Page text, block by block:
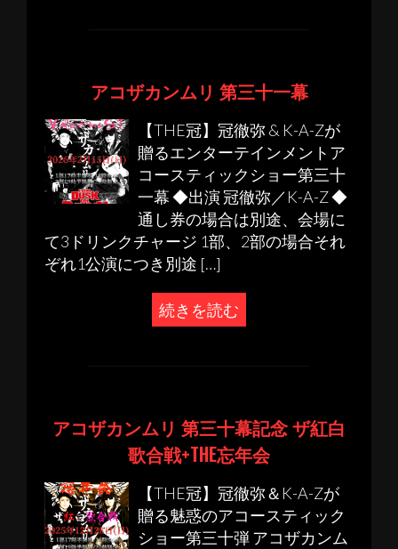
アコザカンムリ 第三十一幕
【THE冠】冠徹弥 & K-A-Zが
贈るエンターテインメントア
コースティックショー第三十
一幕 ◆出演 冠徹弥／K-A-Z ◆
通し券の場合は別途、会場に
て3ドリンクチャージ 1部、2部の場合それ
ぞれ1公演につき別途 […]
続きを読む
アコザカンムリ 第三十幕記念 ザ紅白
歌合戦+THE忘年会
【THE冠】冠徹弥＆K-A-Zが
贈る魅惑のアコースティック
ショー第三十弾 アコザカンム